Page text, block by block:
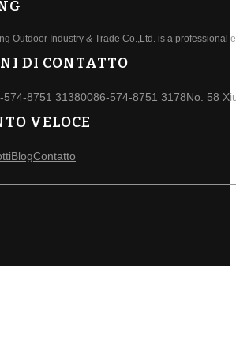
Outdoor Industry & Trade Co.,Ltd. is a professional
DI CONTATTO
574-8751 31380086-574-8751 3178No. 58
VELOCE
BlogContatto